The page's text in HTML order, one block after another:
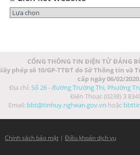
CỔNG THÔNG TIN ĐIỆN TỬ ĐẢNG
phép số 10/GP-TTĐT do Sở Thông tin
cấp ngày 06/02/2020.
Địa chỉ: Số 26 - đường Trường Thi, Phường
Điện Thoại: (0238) 3
Email: bbt@tinhuy.nghean.gov.vn hoặc
Chính sách bảo mật | Điều khoản dịch vụ